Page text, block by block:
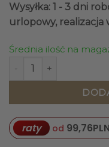
Wysyłka: 1 - 3 dni
urlopowy, realizacja
Średnia ilość na
ilość LAMPA
raty od 99,76PLN